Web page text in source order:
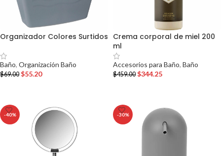
Organizador Colores Surtidos
Baño, Organización Baño
$69.00 $55.20
Crema corporal de miel 200
ml
Accesorios para Baño, Baño
$459.00 $344.25
-40% -30%